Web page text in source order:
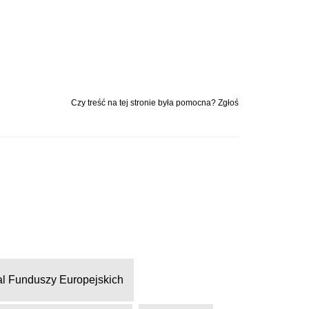
Czy treść na tej stronie była pomocna? Zgłoś
Funduszy Europejskich